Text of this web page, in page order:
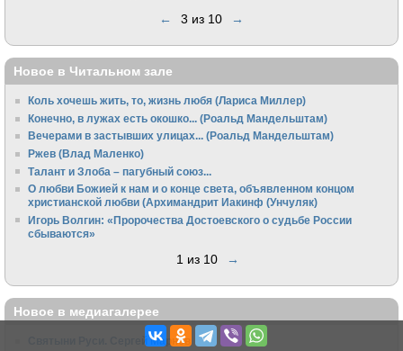
← 3 из 10 →
Новое в Читальном зале
Коль хочешь жить, то, жизнь любя (Лариса Миллер)
Конечно, в лужах есть окошко... (Роальд Мандельштам)
Вечерами в застывших улицах... (Роальд Мандельштам)
Ржев (Влад Маленко)
Талант и Злоба – пагубный союз...
О любви Божией к нам и о конце света, объявленном концом
христианской любви (Архимандрит Иакинф (Унчуляк)
Игорь Волгин: «Пророчества Достоевского о судьбе России
сбываются»
1 из 10 →
Новое в медиагалерее
Святыни Руси. Сергей Марнов